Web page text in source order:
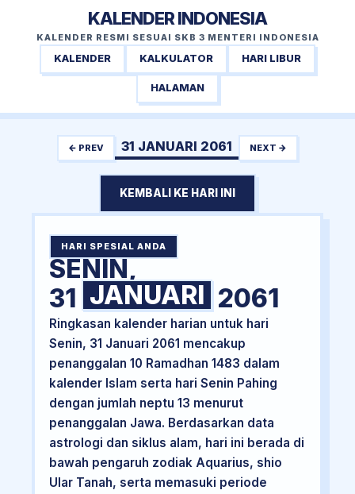
KALENDER INDONESIA
KALENDER RESMI SESUAI SKB 3 MENTERI INDONESIA
KALENDER KALKULATOR HARI LIBUR
HALAMAN
← PREV 31 JANUARI 2061 NEXT →
KEMBALI KE HARI INI
HARI SPESIAL ANDA
SENIN,
31 JANUARI 2061
Ringkasan kalender harian untuk hari
Senin, 31 Januari 2061 mencakup
penanggalan 10 Ramadhan 1483 dalam
kalender Islam serta hari Senin Pahing
dengan jumlah neptu 13 menurut
penanggalan Jawa. Berdasarkan data
astrologi dan siklus alam, hari ini berada di
bawah pengaruh zodiak Aquarius, shio
Ular Tanah, serta memasuki periode